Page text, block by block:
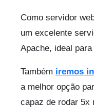
Como servidor
um excelente
Apache, ideal
Também iremos
a melhor opção
capaz de rodar 5x